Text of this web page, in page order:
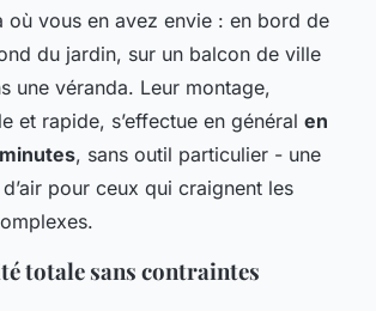
où vous en avez envie : en bord de
du jardin, sur un balcon de ville
une véranda. Leur montage,
et rapide, s’effectue en général en
, sans outil particulier - une
pour ceux qui craignent les
totale sans contraintes